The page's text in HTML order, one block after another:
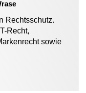
Rechtsschutz.
Recht,
sowie